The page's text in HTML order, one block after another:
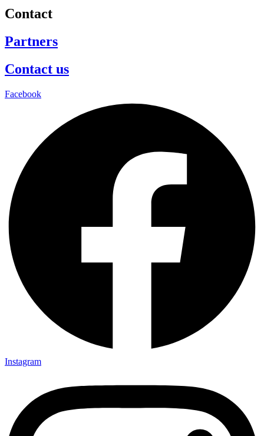
Contact
Partners
Contact us
Facebook
Instagram